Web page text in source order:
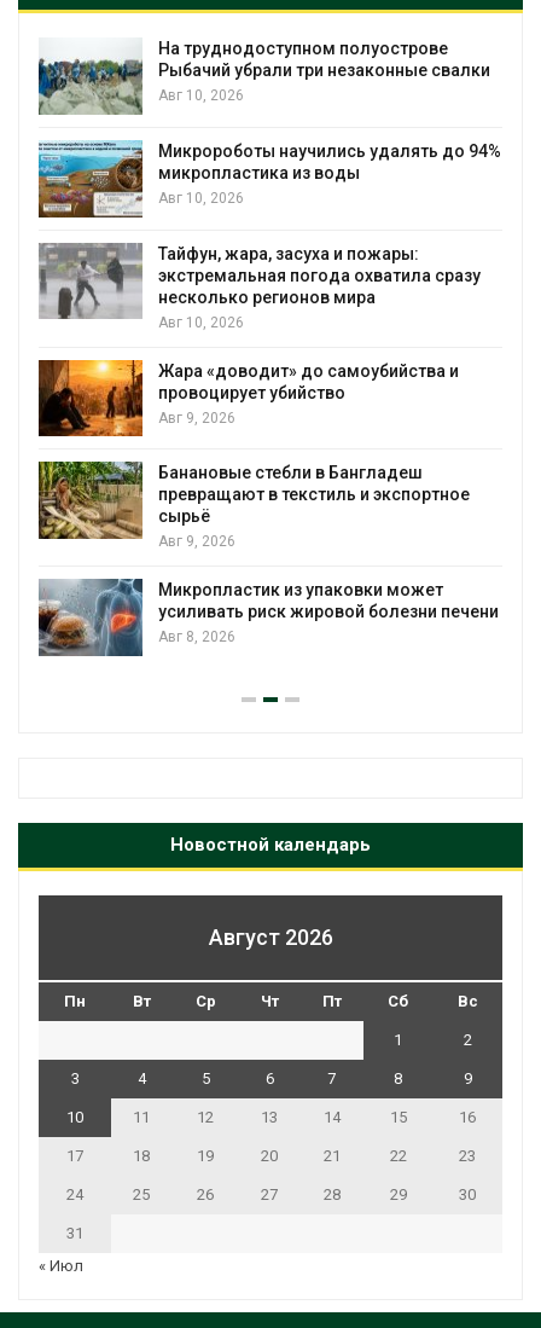
На труднодоступном полуострове
Рыбачий убрали три незаконные свалки
Авг 10, 2026
Микророботы научились удалять до 94%
микропластика из воды
Авг 10, 2026
Тайфун, жара, засуха и пожары:
экстремальная погода охватила сразу
несколько регионов мира
Авг 10, 2026
Жара «доводит» до самоубийства и
провоцирует убийство
Авг 9, 2026
Банановые стебли в Бангладеш
превращают в текстиль и экспортное
сырьё
Авг 9, 2026
Микропластик из упаковки может
усиливать риск жировой болезни печени
Авг 8, 2026
Новостной календарь
Август 2026
Пн Вт Ср Чт Пт Сб Вс
1 2
3 4 5 6 7 8 9
10 11 12 13 14 15 16
17 18 19 20 21 22 23
24 25 26 27 28 29 30
31
« Июл